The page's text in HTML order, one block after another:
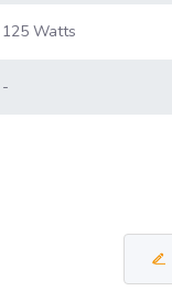
125 Watts
-